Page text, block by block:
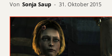
Von Sonja Saup - 31. Oktober 2015